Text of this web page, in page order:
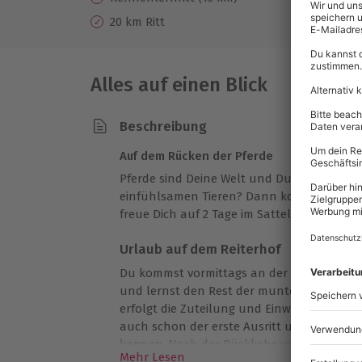
20 km Ritt
Alles auf einen Blick
Beschreibung
Auf dem Rücken der Pferde
Pferde sind Deine Welt und Du verbringst
einfühlsamen Tieren? Dann komm zum
freue Dich auf 2 Tage im Sattel!
Urlaub auf dem Reiterhof
Du kommst vormittags an der
und lernst den Rest der munteren
erfolgt die Zuteilung und Einweisung der
auch schon der erste Ausritt und Du
kennen
. Nach der Rückkehr versorgst Du
Mehr Lesen